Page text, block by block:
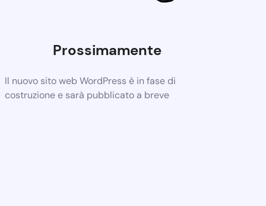
Prossimamente
Il nuovo sito web WordPress è in fase di
costruzione e sarà pubblicato a breve